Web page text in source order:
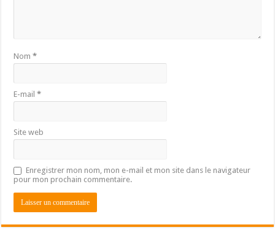
Nom*
E-mail*
Site web
Enregistrer mon nom, mon e-mail et mon site dans le navigateur
pour mon prochain commentaire.